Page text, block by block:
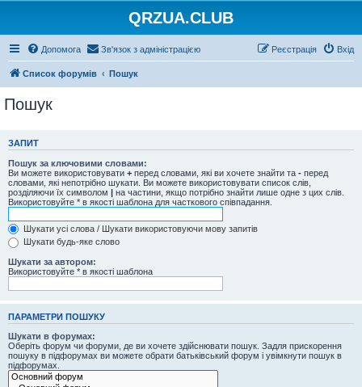
QRZUA.CLUB
Допомога Зв'язок з адміністрацією Вхід
Реєстрація
Список форумів Пошук
Пошук
ЗАПИТ
Пошук за ключовими словами:
Ви можете використовувати + перед словами, які ви хочете знайти та - перед
словами, які непотрібно шукати. Ви можете використовувати список слів,
розділяючи їх символом | на частини, якщо потрібно знайти лише одне з цих слів.
Використовуйте * в якості шаблона для часткового співпадання.
Шукати усі слова / Шукати використовуючи мову запитів
Шукати будь-яке слово
Шукати за автором:
Використовуйте * в якості шаблона
ПАРАМЕТРИ ПОШУКУ
Шукати в форумах:
Оберіть форум чи форуми, де ви хочете здійснювати пошук. Задля прискорення
пошуку в підфорумах ви можете обрати батьківський форум і увімкнути пошук в
підфорумах.